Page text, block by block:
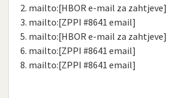
2. mailto:[HBOR e-mail za zahtjeve]
3. mailto:[ZPPI #8641 email]
5. mailto:[HBOR e-mail za zahtjeve]
6. mailto:[ZPPI #8641 email]
8. mailto:[ZPPI #8641 email]